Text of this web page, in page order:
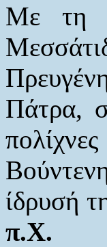
Με τη
Πάτρα,
ίδρυσή
π.Χ.